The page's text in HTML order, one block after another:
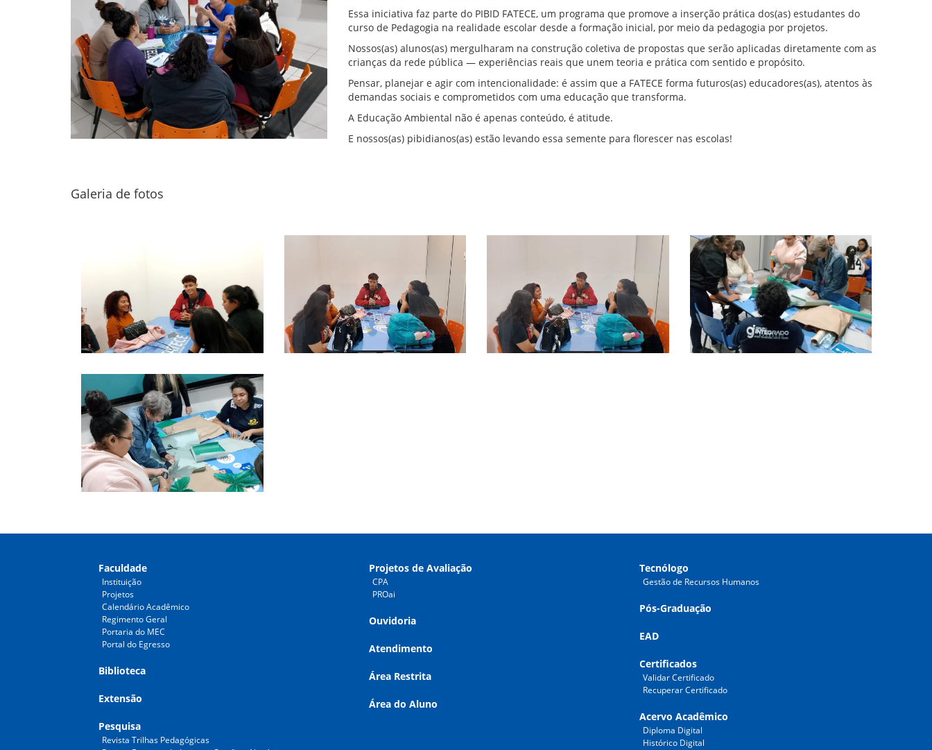
Essa iniciativa faz parte do PIBID FATECE, um programa que promove a inserção prática dos(as) estudantes do
curso de Pedagogia na realidade escolar desde a formação inicial, por meio da pedagogia por projetos.
Nossos(as) alunos(as) mergulharam na construção coletiva de propostas que serão aplicadas diretamente com as
crianças da rede pública — experiências reais que unem teoria e prática com sentido e propósito.
Pensar, planejar e agir com intencionalidade: é assim que a FATECE forma futuros(as) educadores(as), atentos às
demandas sociais e comprometidos com uma educação que transforma.
A Educação Ambiental não é apenas conteúdo, é atitude.
E nossos(as) pibidianos(as) estão levando essa semente para florescer nas escolas!
Galeria de fotos
Faculdade
Instituição
Projetos
Calendário Acadêmico
Regimento Geral
Portaria do MEC
Portal do Egresso
Biblioteca
Extensão
Pesquisa
Revista Trilhas Pedagógicas
Projetos de Avaliação
CPA
PROai
Ouvidoria
Atendimento
Área Restrita
Área do Aluno
Tecnólogo
Gestão de Recursos Humanos
Pós-Graduação
EAD
Certificados
Validar Certificado
Recuperar Certificado
Acervo Acadêmico
Diploma Digital
Histórico Digital